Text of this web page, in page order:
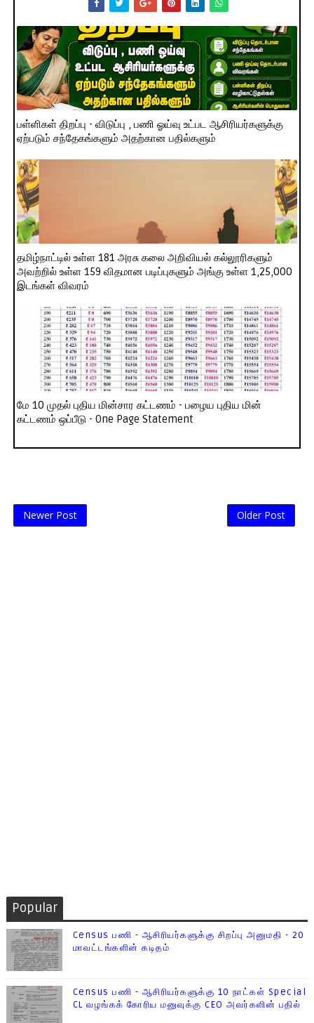
பள்ளிகள் திறப்பு - விடுப்பு , பணி ஓய்வு உட்பட ஆசிரியர்களுக்கு
ஏற்படும் சந்தேகங்களும் அதற்கான பதில்களும்
தமிழ்நாட்டில் உள்ள 181 அரசு கலை அறிவியல் கல்லூரிகளும்
அவற்றில் உள்ள 159 விதமான படிப்புகளும் அங்கு உள்ள 1,25,000
இடங்கள் விவரம்
மே 10 முதல் புதிய மின்சார கட்டணம் - பழைய புதிய மின்
கட்டணம் ஒப்பீடு - One Page Statement
Newer Post Older Post
Popular
Census பணி - ஆசிரியர்களுக்கு சிறப்பு அனுமதி - 20
மாவட்டங்களின் கடிதம்
Census பணி - ஆசிரியர்களுக்கு 10 நாட்கள் Special
CL வழங்கக் கோரிய மனுவுக்கு CEO அவர்களின் பதில்